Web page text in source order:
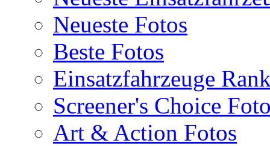
Neueste Fotos
Beste Fotos
Einsatzfahrzeuge
Screener's Choice
Art & Action Fotos